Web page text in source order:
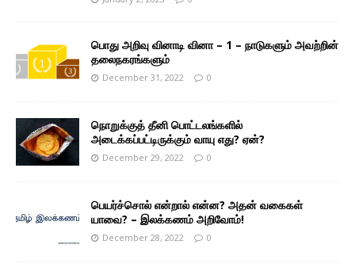
பொது அறிவு வினாடி வினா – 1 – நாடுகளும் அவற்றின்
தலைநகரங்களும்
December 31, 2022 0
நொறுக்குத் தீனி பொட்டலங்களில்
அடைக்கப்பட்டிருக்கும் வாயு எது? ஏன்?
December 29, 2022 0
பெயர்ச்சொல் என்றால் என்ன? அதன் வகைகள்
யாவை? – இலக்கணம் அறிவோம்!
December 28, 2022 0